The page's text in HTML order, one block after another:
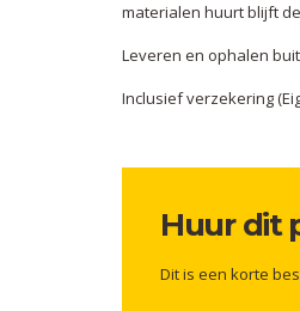
materialen huurt blijft
Leveren en ophalen
Inclusief verzekering
Huur dit
Dit is een korte